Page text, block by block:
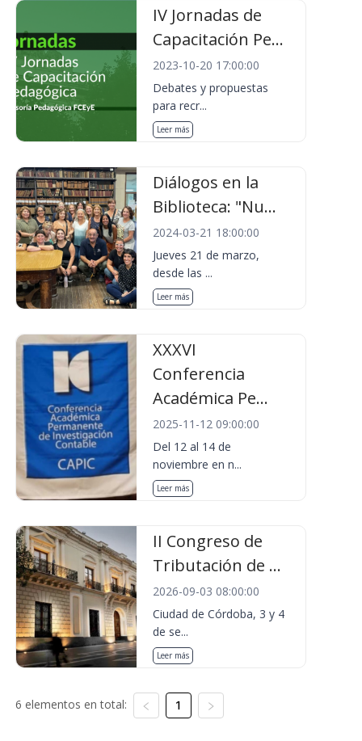
IV Jornadas de
Capacitación Pe...
2023-10-20 17:00:00
Debates y propuestas
para recr...
Leer más
Diálogos en la
Biblioteca: "Nu...
2024-03-21 18:00:00
Jueves 21 de marzo,
desde las ...
Leer más
XXXVI
Conferencia
Académica Pe...
2025-11-12 09:00:00
Del 12 al 14 de
noviembre en n...
Leer más
II Congreso de
Tributación de ...
2026-09-03 08:00:00
Ciudad de Córdoba, 3 y 4
de se...
Leer más
6 elementos en total: 1